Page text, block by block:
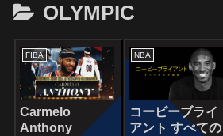
OLYMPIC
FIBA
Carmelo
Anthony
NBA
コービーブライ
アント すべての